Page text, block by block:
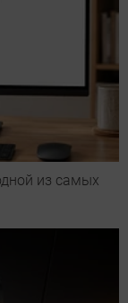
из самых